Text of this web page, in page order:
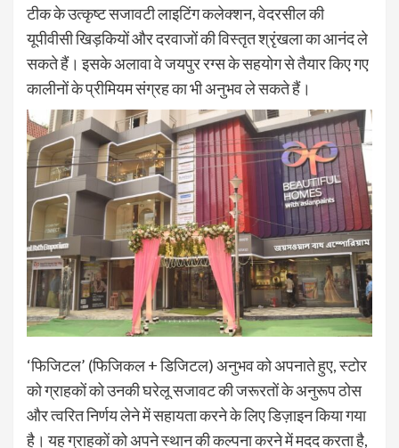
टीक के उत्कृष्ट सजावटी लाइटिंग कलेक्शन, वेदरसील की
यूपीवीसी खिड़कियों और दरवाजों की विस्तृत श्रृंखला का आनंद ले
सकते हैं। इसके अलावा वे जयपुर रग्स के सहयोग से तैयार किए गए
कालीनों के प्रीमियम संग्रह का भी अनुभव ले सकते हैं।
‘फिजिटल’ (फिजिकल + डिजिटल) अनुभव को अपनाते हुए, स्टोर
को ग्राहकों को उनकी घरेलू सजावट की जरूरतों के अनुरूप ठोस
और त्वरित निर्णय लेने में सहायता करने के लिए डिज़ाइन किया गया
है। यह ग्राहकों को अपने स्थान की कल्पना करने में मदद करता है,